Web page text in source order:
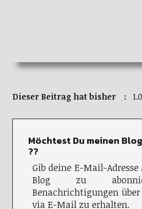
Dieser Beitrag hat bisher :
Möchtest Du meinen
??
Gib deine E-Mail-
Blog zu
Benachrichtigungen
via E-Mail zu erhalten.